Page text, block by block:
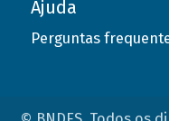
Ajuda
Perguntas